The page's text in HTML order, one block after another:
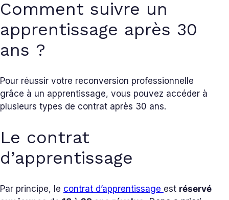
Comment suivre un
apprentissage après 30
ans ?
Pour réussir votre reconversion professionnelle
grâce à un apprentissage, vous pouvez accéder à
plusieurs types de contrat après 30 ans.
Le contrat
d’apprentissage
Par principe, le contrat d’apprentissage est réservé